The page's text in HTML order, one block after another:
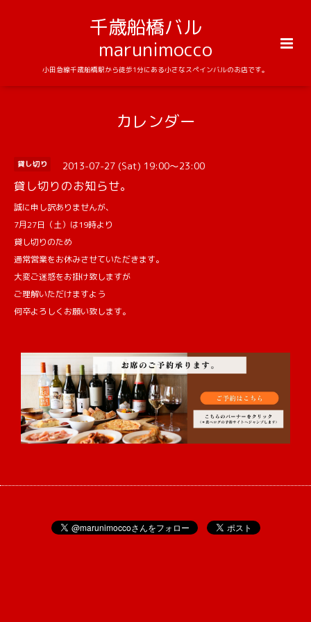
千歳船橋バル
marunimocco
小田急線千歳船橋駅から徒歩1分にある小さなスペインバルのお店です。
カレンダー
貸し切り 2013-07-27 (Sat) 19:00～23:00
貸し切りのお知らせ。
誠に申し訳ありませんが、
7月27日（土）は19時より
貸し切りのため
通常営業をお休みさせていただきます。
大変ご迷惑をお掛け致しますが
ご理解いただけますよう
何卒よろしくお願い致します。